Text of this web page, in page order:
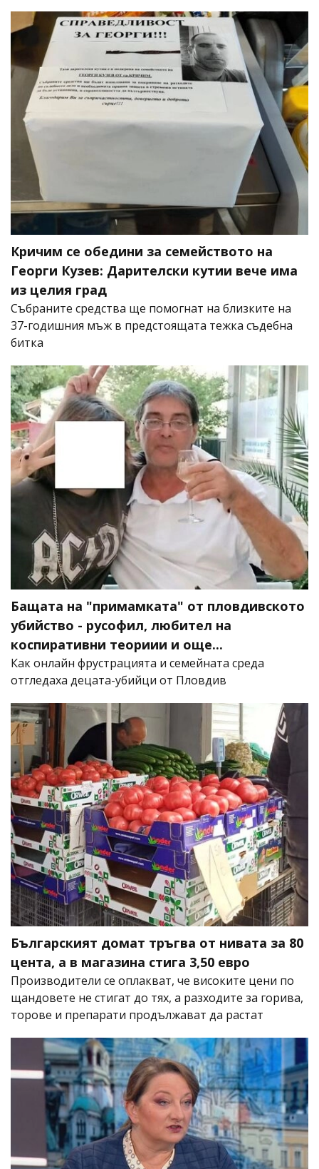
Кричим се обедини за семейството на
Георги Кузев: Дарителски кутии вече има
из целия град
Събраните средства ще помогнат на близките на
37-годишния мъж в предстоящата тежка съдебна
битка
Бащата на "примамката" от пловдивското
убийство - русофил, любител на
коспиративни теориии и още...
Как онлайн фрустрацията и семейната среда
отгледаха децата-убийци от Пловдив
Българският домат тръгва от нивата за 80
цента, а в магазина стига 3,50 евро
Производители се оплакват, че високите цени по
щандовете не стигат до тях, а разходите за горива,
торове и препарати продължават да растат